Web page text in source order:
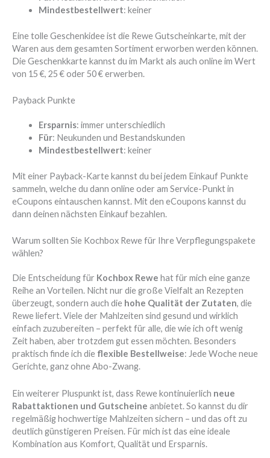
Mindestbestellwert: keiner
Eine tolle Geschenkidee ist die Rewe Gutscheinkarte, mit der
Waren aus dem gesamten Sortiment erworben werden können.
Die Geschenkkarte kannst du im Markt als auch online im Wert
von 15 €, 25 € oder 50 € erwerben.
Payback Punkte
Ersparnis: immer unterschiedlich
Für: Neukunden und Bestandskunden
Mindestbestellwert: keiner
Mit einer Payback-Karte kannst du bei jedem Einkauf Punkte
sammeln, welche du dann online oder am Service-Punkt in
eCoupons eintauschen kannst. Mit den eCoupons kannst du
dann deinen nächsten Einkauf bezahlen.
Warum sollten Sie Kochbox Rewe für Ihre Verpflegungspakete
wählen?
Die Entscheidung für Kochbox Rewe hat für mich eine ganze
Reihe an Vorteilen. Nicht nur die große Vielfalt an Rezepten
überzeugt, sondern auch die hohe Qualität der Zutaten, die
Rewe liefert. Viele der Mahlzeiten sind gesund und wirklich
einfach zuzubereiten – perfekt für alle, die wie ich oft wenig
Zeit haben, aber trotzdem gut essen möchten. Besonders
praktisch finde ich die flexible Bestellweise: Jede Woche neue
Gerichte, ganz ohne Abo-Zwang.
Ein weiterer Pluspunkt ist, dass Rewe kontinuierlich neue
Rabattaktionen und Gutscheine anbietet. So kannst du dir
regelmäßig hochwertige Mahlzeiten sichern – und das oft zu
deutlich günstigeren Preisen. Für mich ist das eine ideale
Kombination aus Komfort, Qualität und Ersparnis.